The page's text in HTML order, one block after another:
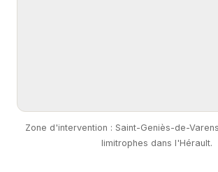
Zone d'intervention : Saint-Geniès-de-
limitrophes dans l'Hérault.